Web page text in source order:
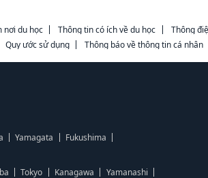
nơi du học Thông tin có ích về du học Thông
Quy ước sử dụng
Thông báo về thông tin cá nhân
Yamagata
Fukushima
Tokyo Kanagawa
Yamanashi